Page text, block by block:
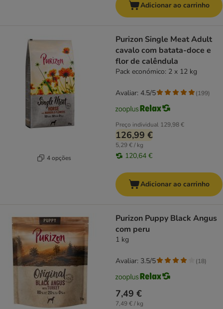
Adicionar ao carrinho
4 opções
Purizon Single Meat Adult
cavalo com batata-doce e
flor de calêndula
Pack económico: 2 x 12 kg
Preço individual 129,98 €
126,99 €
5,29 € / kg
120,64 €
Avaliar: 4.5/5 (199)
Adicionar ao carrinho
Purizon Puppy Black Angus
com peru
1 kg
7,49 €
7,49 € / kg
Avaliar: 3.5/5 (18)